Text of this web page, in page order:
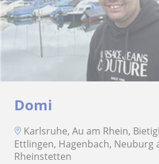
Domi
Karlsruhe, Au am Rhein,
Ettlingen, Hagenbach, Neuburg
Rheinstetten